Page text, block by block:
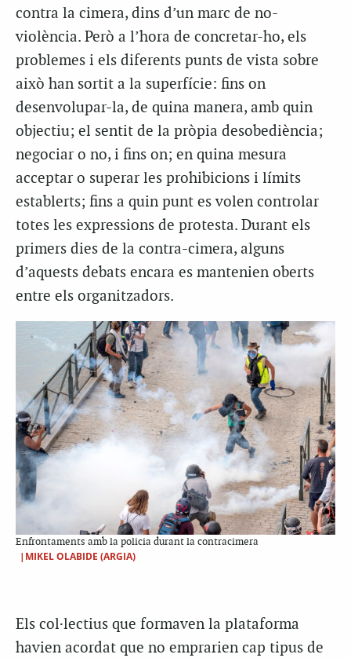
contra la cimera, dins d’un marc de no-
violència. Però a l’hora de concretar-ho, els
problemes i els diferents punts de vista sobre
això han sortit a la superfície: fins on
desenvolupar-la, de quina manera, amb quin
objectiu; el sentit de la pròpia desobediència;
negociar o no, i fins on; en quina mesura
acceptar o superar les prohibicions i límits
establerts; fins a quin punt es volen controlar
totes les expressions de protesta. Durant els
primers dies de la contra-cimera, alguns
d’aquests debats encara es mantenien oberts
entre els organitzadors.
Enfrontaments amb la policia durant la contracimera
|MIKEL OLABIDE (ARGIA)
Els col·lectius que formaven la plataforma
havien acordat que no emprarien cap tipus de